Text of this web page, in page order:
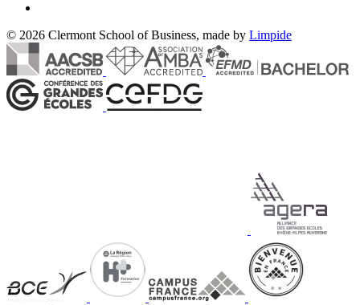
© 2026 Clermont School of Business, made by Limpide